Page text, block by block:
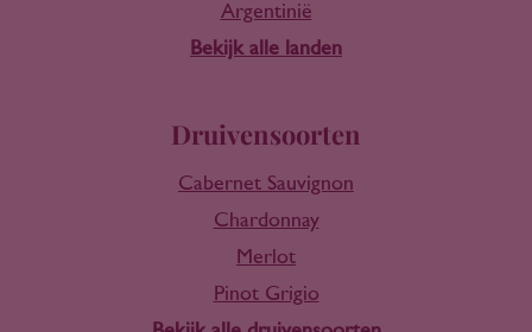
Argentinië
Bekijk alle landen
Druivensoorten
Cabernet Sauvignon
Chardonnay
Merlot
Pinot Grigio